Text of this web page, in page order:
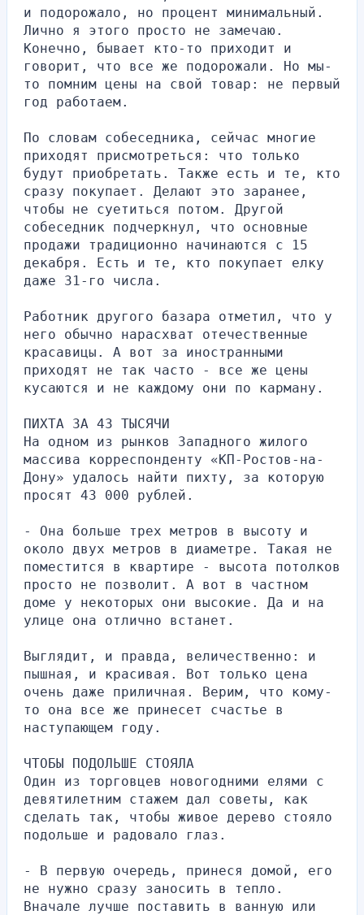
и подорожало, но процент минимальный.
Лично я этого просто не замечаю.
Конечно, бывает кто-то приходит и
говорит, что все же подорожали. Но мы-
то помним цены на свой товар: не первый
год работаем.
По словам собеседника, сейчас многие
приходят присмотреться: что только
будут приобретать. Также есть и те, кто
сразу покупает. Делают это заранее,
чтобы не суетиться потом. Другой
собеседник подчеркнул, что основные
продажи традиционно начинаются с 15
декабря. Есть и те, кто покупает елку
даже 31-го числа.
Работник другого базара отметил, что у
него обычно нарасхват отечественные
красавицы. А вот за иностранными
приходят не так часто - все же цены
кусаются и не каждому они по карману.
ПИХТА ЗА 43 ТЫСЯЧИ
На одном из рынков Западного жилого
массива корреспонденту «КП-Ростов-на-
Дону» удалось найти пихту, за которую
просят 43 000 рублей.
- Она больше трех метров в высоту и
около двух метров в диаметре. Такая не
поместится в квартире - высота потолков
просто не позволит. А вот в частном
доме у некоторых они высокие. Да и на
улице она отлично встанет.
Выглядит, и правда, величественно: и
пышная, и красивая. Вот только цена
очень даже приличная. Верим, что кому-
то она все же принесет счастье в
наступающем году.
ЧТОБЫ ПОДОЛЬШЕ СТОЯЛА
Один из торговцев новогодними елями с
девятилетним стажем дал советы, как
сделать так, чтобы живое дерево стояло
подольше и радовало глаз.
- В первую очередь, принеся домой, его
не нужно сразу заносить в тепло.
Вначале лучше поставить в ванную или